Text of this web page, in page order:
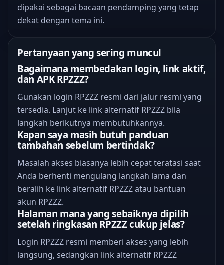
dipakai sebagai bacaan pendamping yang tetap
dekat dengan tema ini.
Pertanyaan yang sering muncul
Bagaimana membedakan login, link aktif,
dan APK RPZZZ?
Gunakan login RPZZZ resmi dari jalur resmi yang
tersedia. Lanjut ke link alternatif RPZZZ bila
langkah berikutnya membutuhkannya.
Kapan saya masih butuh panduan
tambahan sebelum bertindak?
Masalah akses biasanya lebih cepat teratasi saat
Anda berhenti mengulang langkah lama dan
beralih ke link alternatif RPZZZ atau bantuan
akun RPZZZ.
Halaman mana yang sebaiknya dipilih
setelah ringkasan RPZZZ cukup jelas?
Login RPZZZ resmi memberi akses yang lebih
langsung, sedangkan link alternatif RPZZZ